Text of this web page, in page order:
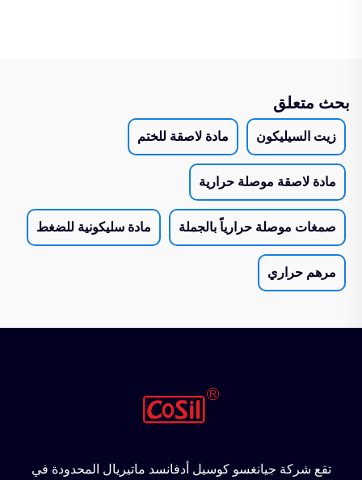
بحث متعلق
زيت السيليكون مادة لاصقة للختم
مادة لاصقة موصلة حرارية
صمغات موصلة حرارياً بالجملة مادة سليكونية للضغط
مرهم حراري
تقع شركة جيانغسو كوسيل أدفانسد ماتيريال المحدودة في